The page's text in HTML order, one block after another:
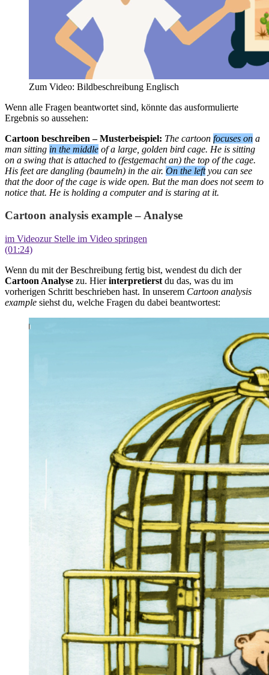
Zum Video: Bildbeschreibung Englisch
Wenn alle Fragen beantwortet sind, könnte das ausformulierte
Ergebnis so aussehen:
Cartoon beschreiben – Musterbeispiel: The cartoon focuses on a
man sitting in the middle of a large, golden bird cage. He is sitting
on a swing that is attached to (festgemacht an) the top of the cage.
His feet are dangling (baumeln) in the air. On the leftyou can see
that the door of the cage is wide open. But the man does not seem to
notice that. He is holding a computer and is staring at it.
Cartoon analysis example – Analyse
im Videozur Stelle im Video springen
(01:24)
Wenn du mit der Beschreibung fertig bist, wendest du dich der
Cartoon Analyse zu. Hierinterpretierst du das, was du im
vorherigen Schritt beschrieben hast. In unserem Cartoon analysis
example siehst du, welche Fragen du dabei beantwortest: